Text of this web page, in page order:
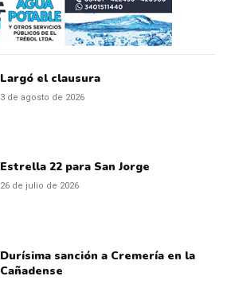
Largó el clausura
3 de agosto de 2026
Estrella 22 para San Jorge
26 de julio de 2026
Durísima sanción a Cremería en la
Cañadense